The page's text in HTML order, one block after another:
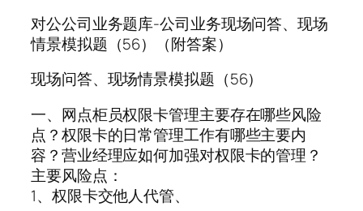
对公公司业务题库-公司业务现场问答、现场
情景模拟题（56）（附答案）
现场问答、现场情景模拟题（56）
一、网点柜员权限卡管理主要存在哪些风险
点？权限卡的日常管理工作有哪些主要内
容？营业经理应如何加强对权限卡的管理？
主要风险点：
1、权限卡交他人代管、